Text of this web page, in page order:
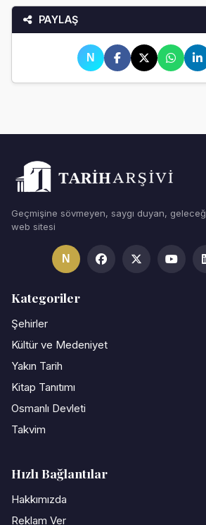
PAYLAŞ
N
Geçmişine sövmeyen, saygı duyan,
web sitesi
N
Kategoriler
Şehirler
Kültür ve Medeniyet
Yakın Tarih
Kitap Tanıtımı
Osmanlı Devleti
Takvim
Hızlı Bağlantılar
Hakkımızda
Reklam Ver